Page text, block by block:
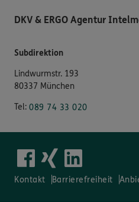
DKV & ERGO Agentur
Subdirektion
Lindwurmstr. 193
80337 München
Tel: 089 74 33 020
Kontakt Barrierefreiheit